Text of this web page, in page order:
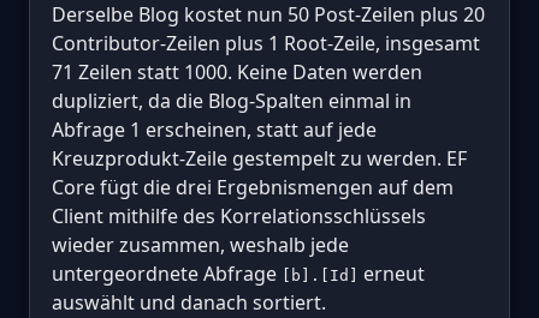
Derselbe Blog kostet nun 50 Post-Zeilen plus 20
Contributor-Zeilen plus 1 Root-Zeile, insgesamt
71 Zeilen statt 1000. Keine Daten werden
dupliziert, da die Blog-Spalten einmal in
Abfrage 1 erscheinen, statt auf jede
Kreuzprodukt-Zeile gestempelt zu werden. EF
Core fügt die drei Ergebnismengen auf dem
Client mithilfe des Korrelationsschlüssels
wieder zusammen, weshalb jede
untergeordnete Abfrage
[b].[Id]
erneut
auswählt und danach sortiert.